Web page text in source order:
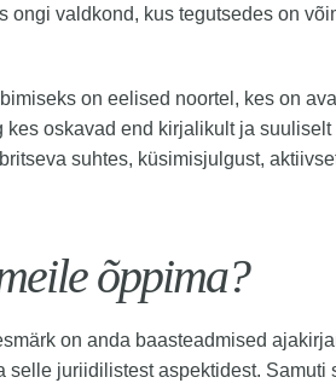
ongi valdkond, kus tegutsedes on
on eelised noortel, kes on
kes oskavad end kirjalikult ja
suhtes, küsimisjulgust,
õppima?
on anda baasteadmised
selle juriidilistest aspektidest. Samuti